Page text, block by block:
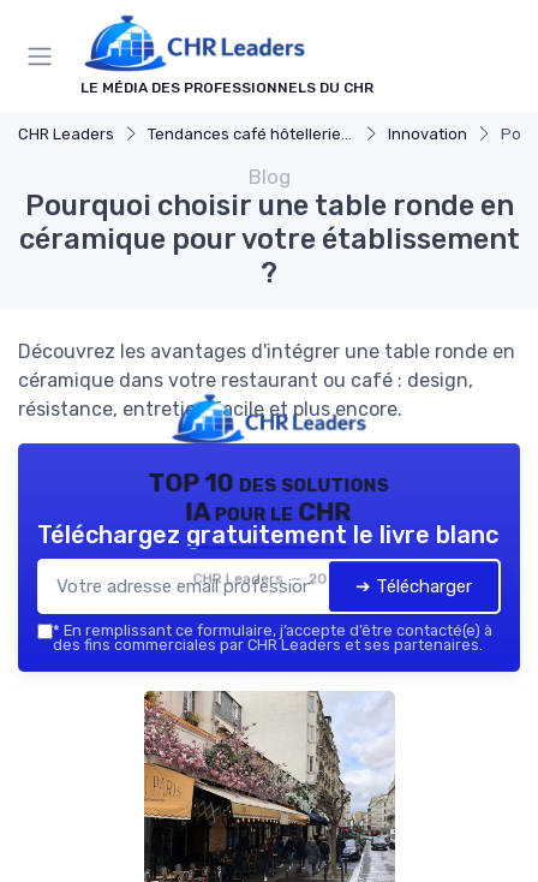
LE MÉDIA DES PROFESSIONNELS DU CHR
CHR Leaders Tendances café hôtellerie et restauration Innovation
Blog
Pourquoi choisir une table ronde en
céramique pour votre établissement
?
Découvrez les avantages d'intégrer une table ronde en
céramique dans votre restaurant ou café : design,
résistance, entretien facile et plus encore.
TOP 10 des solutions
IA pour le CHR
CHR Leaders — 2026
Téléchargez gratuitement le livre blanc
➔ Télécharger
* En remplissant ce formulaire, j’accepte d’être contacté(e) à
des fins commerciales par CHR Leaders et ses partenaires.
Panneau de gestion des cookies